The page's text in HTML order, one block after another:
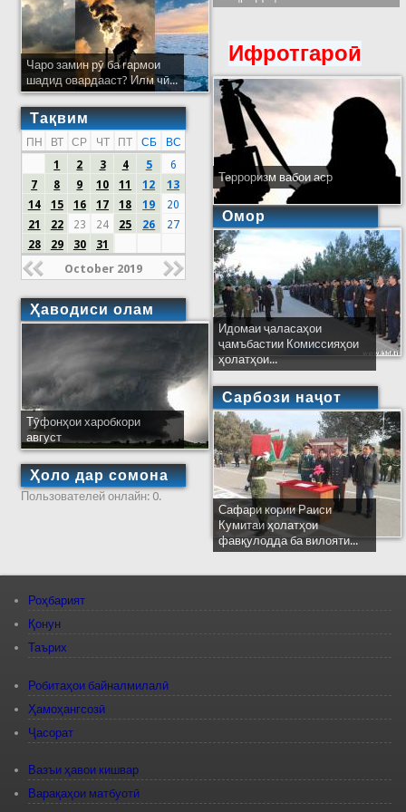
Чаро замин рӯ ба гармои
шадид овардааст? Илм чӣ...
Тақвим
ПН ВТ СР ЧТ ПТ СБ
ВС
1
2 3 4 5
6
7
8 9 10 11 12
13
14
15 16 17 18 19
20
21
22 23 24 25 26
27
28
29 30 31
October 2019
Ҳаводиси олам
Тӯфонҳои харобкори
август
Ҳоло дар сомона
Пользователей онлайн: 0.
Ифротгароӣ
Терроризм вабои аср
Омор
Идомаи ҷаласаҳои
ҷамъбастии Комиссияҳои
ҳолатҳои...
Сарбози наҷот
Сафари кории Раиси
Кумитаи ҳолатҳои
фавқулодда ба вилояти...
Роҳбарият
Қонун
Таърих
Робитаҳои байналмилалӣ
Ҳамоҳангсозӣ
Ҷасорат
Вазъи ҳавои кишвар
Варақаҳои матбуотӣ